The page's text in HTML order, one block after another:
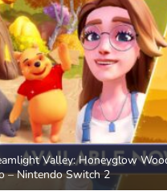
Valley: Honeyglow
– Nintendo Switch 2